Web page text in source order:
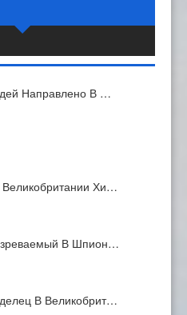
Направлено В …
Хи…
В Шпион…
В Великобрит…